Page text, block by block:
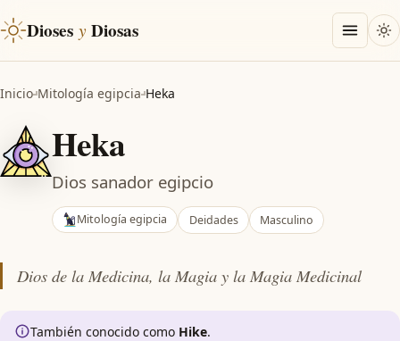
Dioses y Diosas
Inicio Mitología egipcia Heka
Heka
Dios sanador egipcio
Mitología egipcia Deidades Masculino
Dios de la Medicina, la Magia y la Magia Medicinal
También conocido como Hike.